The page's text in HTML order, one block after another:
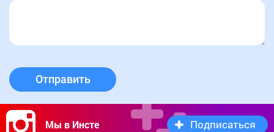
Отправить
Мы в Инсте Подписаться